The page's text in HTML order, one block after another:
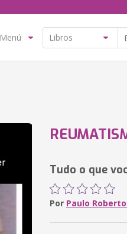
Menú
Tudo o que
Por Paulo